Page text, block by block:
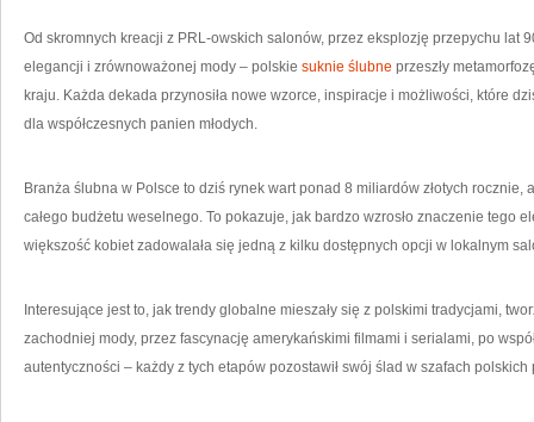
DO
Od skromnych kreacji z PRL-owskich salonów, przez eksplozję przepychu lat
elegancji i zrównoważonej mody – polskie suknie ślubne przeszły
kraju. Każda dekada przynosiła nowe wzorce, inspiracje i możliwości, które
dla współczesnych panien młodych.
Branża ślubna w Polsce to dziś rynek wart ponad 8 miliardów złotych
całego budżetu weselnego. To pokazuje, jak bardzo wzrosło znaczenie tego
większość kobiet zadowalała się jedną z kilku dostępnych opcji w lokalnym
Interesujące jest to, jak trendy globalne mieszały się z polskimi tradycjami,
zachodniej mody, przez fascynację amerykańskimi filmami i serialami, po
autentyczności – każdy z tych etapów pozostawił swój ślad w szafach polskich